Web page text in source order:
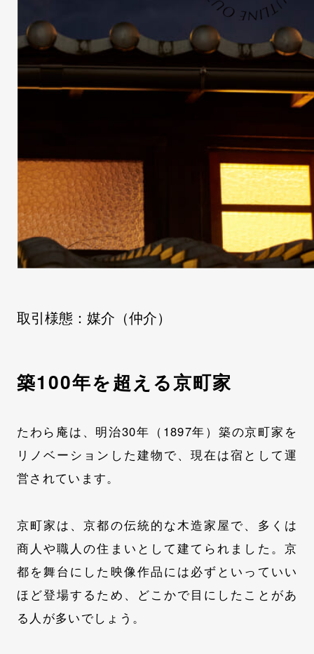
取引様態：媒介（仲介）
築100年を超える京町家
たわら庵は、明治30年（1897年）築の京町家を
リノベーションした建物で、現在は宿として運
営されています。
京町家は、京都の伝統的な木造家屋で、多くは
商人や職人の住まいとして建てられました。京
都を舞台にした映像作品には必ずといっていい
ほど登場するため、どこかで目にしたことがあ
る人が多いでしょう。